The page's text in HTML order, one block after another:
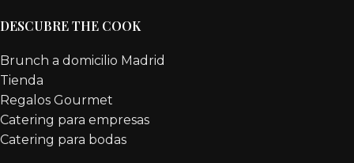
DESCUBRE THE COOK
Brunch a domicilio Madrid
Tienda
Regalos Gourmet
Catering para empresas
Catering para bodas